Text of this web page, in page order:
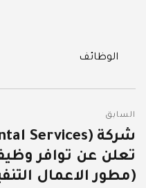
Categories
الوظائف
المقالات
السابق
المقالة
السابقة:
تعلن عن توافر
(مطور الاعمال